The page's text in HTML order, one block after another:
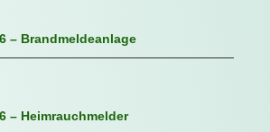
– Brandmeldeanlage
– Heimrauchmelder